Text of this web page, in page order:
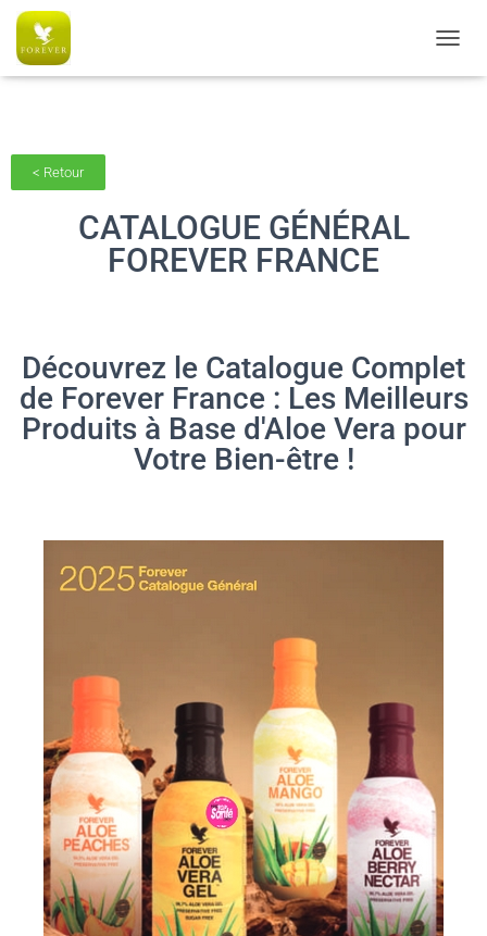
AC6C770CE5B0574051A5080E326B8091
U
N
V
I
< Retour
CATALOGUE GÉNÉRAL
FOREVER FRANCE
Découvrez le Catalogue Complet
de Forever France : Les Meilleurs
Produits à Base d'Aloe Vera pour
Votre Bien-être !